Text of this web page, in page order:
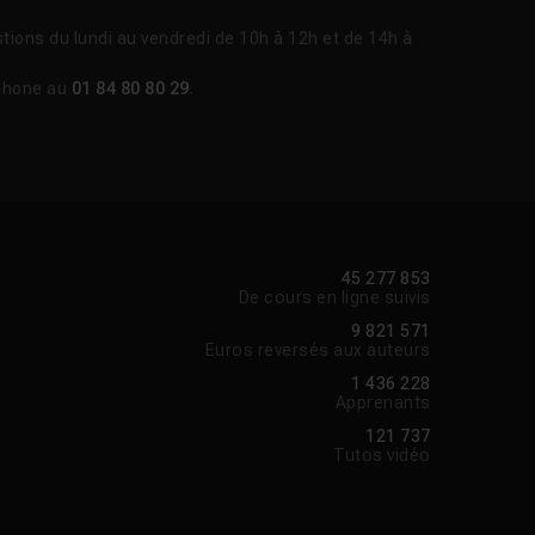
du lundi au vendredi de 10h à 12h et de 14h à
au 01 84 80 80 29.
45 277 853
De cours en ligne suivis
9 821 571
Euros reversés aux auteurs
1 436 228
Apprenants
121 737
Tutos vidéo